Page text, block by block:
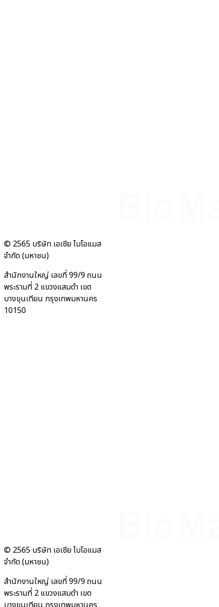
© 2565 บริษัท เอเชีย ไบโอแมส
จำกัด (มหาชน)
สำนักงานใหญ่ เลขที่ 99/9 ถนน
พระรามที่ 2 แขวงแสมดำ เขต
บางขุนเทียน กรุงเทพมหานคร
10150
© 2565 บริษัท เอเชีย ไบโอแมส
จำกัด (มหาชน)
สำนักงานใหญ่ เลขที่ 99/9 ถนน
พระรามที่ 2 แขวงแสมดำ เขต